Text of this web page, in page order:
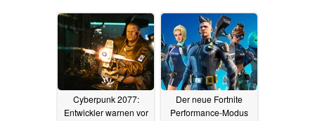
Cyberpunk 2077:
Entwickler warnen vor
Der neue Fortnite
Performance-Modus